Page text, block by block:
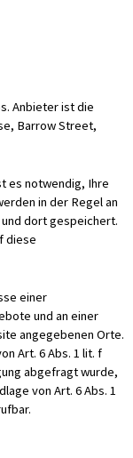
Anbieter ist die
Barrow Street,
es notwendig, Ihre
in der Regel an
dort gespeichert.
diese
einer
und an einer
angegebenen Orte.
Art. 6 Abs. 1 lit. f
abgefragt wurde,
von Art. 6 Abs. 1